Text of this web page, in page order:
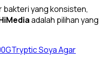
bakteri yang konsisten,
adalah pilihan yang
Tryptic Soya Agar